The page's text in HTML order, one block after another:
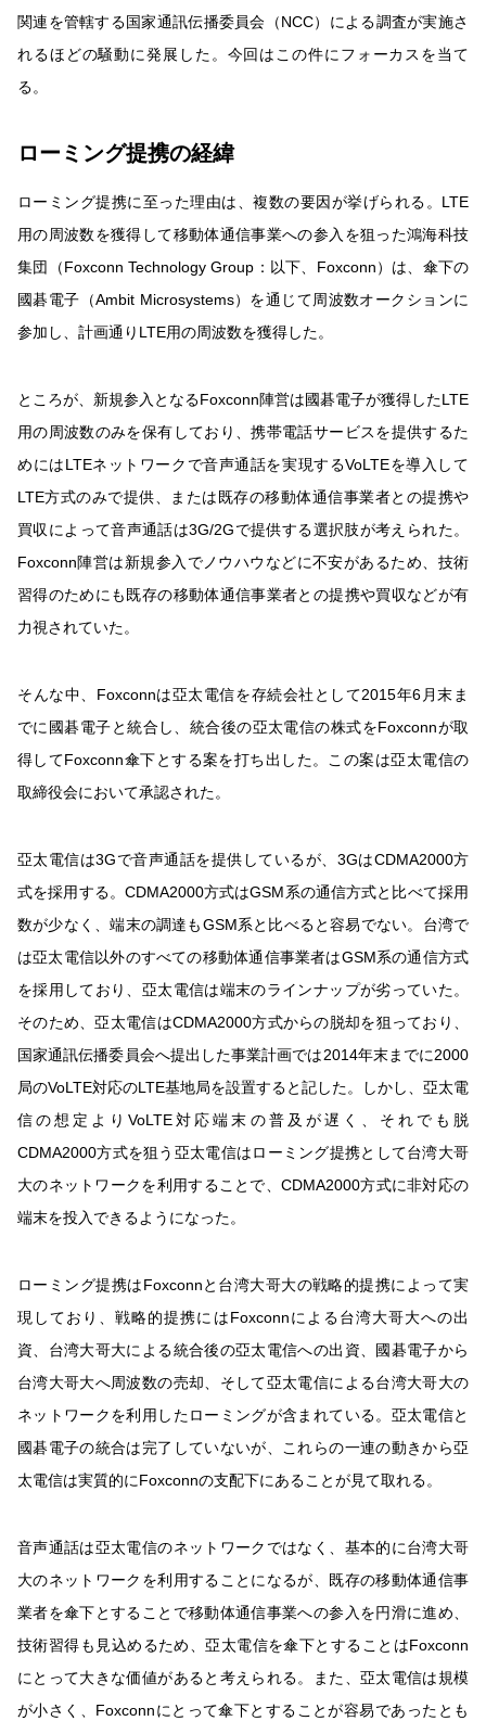
関連を管轄する国家通訊伝播委員会（NCC）による調査が実施さ
れるほどの騒動に発展した。今回はこの件にフォーカスを当て
る。
ローミング提携の経緯
ローミング提携に至った理由は、複数の要因が挙げられる。LTE
用の周波数を獲得して移動体通信事業への参入を狙った鴻海科技
集団（Foxconn Technology Group：以下、Foxconn）は、傘下の
國碁電子（Ambit Microsystems）を通じて周波数オークションに
参加し、計画通りLTE用の周波数を獲得した。
ところが、新規参入となるFoxconn陣営は國碁電子が獲得したLTE
用の周波数のみを保有しており、携帯電話サービスを提供するた
めにはLTEネットワークで音声通話を実現するVoLTEを導入して
LTE方式のみで提供、または既存の移動体通信事業者との提携や
買収によって音声通話は3G/2Gで提供する選択肢が考えられた。
Foxconn陣営は新規参入でノウハウなどに不安があるため、技術
習得のためにも既存の移動体通信事業者との提携や買収などが有
力視されていた。
そんな中、Foxconnは亞太電信を存続会社として2015年6月末ま
でに國碁電子と統合し、統合後の亞太電信の株式をFoxconnが取
得してFoxconn傘下とする案を打ち出した。この案は亞太電信の
取締役会において承認された。
亞太電信は3Gで音声通話を提供しているが、3GはCDMA2000方
式を採用する。CDMA2000方式はGSM系の通信方式と比べて採用
数が少なく、端末の調達もGSM系と比べると容易でない。台湾で
は亞太電信以外のすべての移動体通信事業者はGSM系の通信方式
を採用しており、亞太電信は端末のラインナップが劣っていた。
そのため、亞太電信はCDMA2000方式からの脱却を狙っており、
国家通訊伝播委員会へ提出した事業計画では2014年末までに2000
局のVoLTE対応のLTE基地局を設置すると記した。しかし、亞太電
信の想定よりVoLTE対応端末の普及が遅く、それでも脱
CDMA2000方式を狙う亞太電信はローミング提携として台湾大哥
大のネットワークを利用することで、CDMA2000方式に非対応の
端末を投入できるようになった。
ローミング提携はFoxconnと台湾大哥大の戦略的提携によって実
現しており、戦略的提携にはFoxconnによる台湾大哥大への出
資、台湾大哥大による統合後の亞太電信への出資、國碁電子から
台湾大哥大へ周波数の売却、そして亞太電信による台湾大哥大の
ネットワークを利用したローミングが含まれている。亞太電信と
國碁電子の統合は完了していないが、これらの一連の動きから亞
太電信は実質的にFoxconnの支配下にあることが見て取れる。
音声通話は亞太電信のネットワークではなく、基本的に台湾大哥
大のネットワークを利用することになるが、既存の移動体通信事
業者を傘下とすることで移動体通信事業への参入を円滑に進め、
技術習得も見込めるため、亞太電信を傘下とすることはFoxconn
にとって大きな価値があると考えられる。また、亞太電信は規模
が小さく、Foxconnにとって傘下とすることが容易であったとも